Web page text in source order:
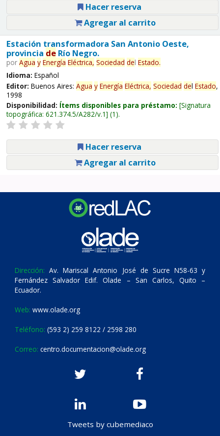
Hacer reserva
Agregar al carrito
Estación transformadora San Antonio Oeste,
provincia deRío Negro.
por Agua y Energía Eléctrica, Sociedad del Estado.
Idioma: Español
Editor: Buenos Aires: Agua y Energía Eléctrica, Sociedad del Estado,
1998
Disponibilidad: Ítems disponibles para préstamo: Signatura
topográfica: 621.374.5/A282/v.1 (1).
Hacer reserva
Agregar al carrito
Dirección: Av. Mariscal Antonio José de Sucre N58-63 y
Fernández Salvador Edif. Olade – San Carlos, Quito –
Ecuador.
Web: www.olade.org
Teléfono: (593 2) 259 8122 / 2598 280
Correo: centro.documentacion@olade.org
Tweets by cubemediaco